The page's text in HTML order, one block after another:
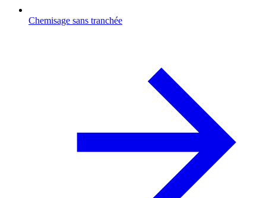
Chemisage sans tranchée